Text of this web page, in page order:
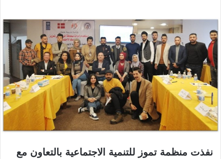
نفذت منظمة تموز للتنمية الاجتماعية بالتعاون مع